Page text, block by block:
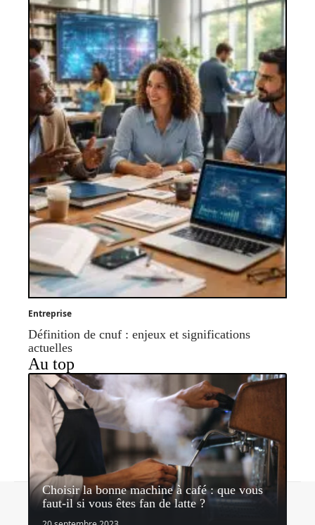
Entreprise
Définition de cnuf : enjeux et significations
actuelles
Au top
Choisir la bonne machine à café : que vous
faut-il si vous êtes fan de latte ?
Contact Mentions légales Sitemap